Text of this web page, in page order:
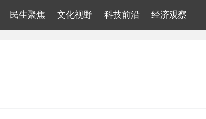
民生聚焦 文化视野 科技前沿 经济观察